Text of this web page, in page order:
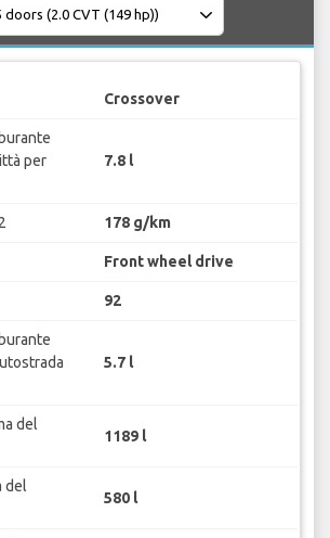
Crossover
per
7.8 l
178 g/km
Front wheel drive
92
5.7 l
del
1189 l
del
580 l